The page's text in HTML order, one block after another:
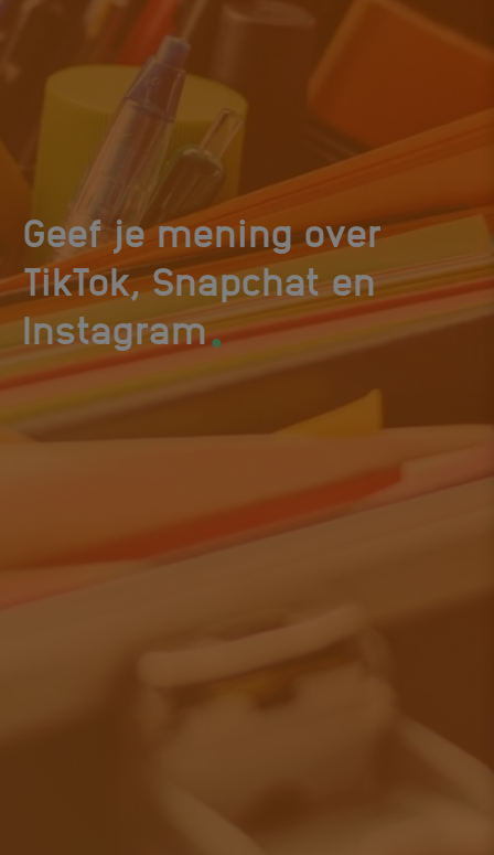
Geef je mening over
TikTok, Snapchat en
Instagram.